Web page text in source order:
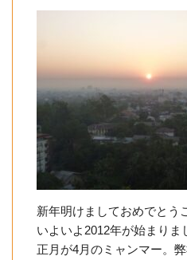
新年明けましておめでとう
いよいよ2012年が始まりま
正月が4月のミャンマー。